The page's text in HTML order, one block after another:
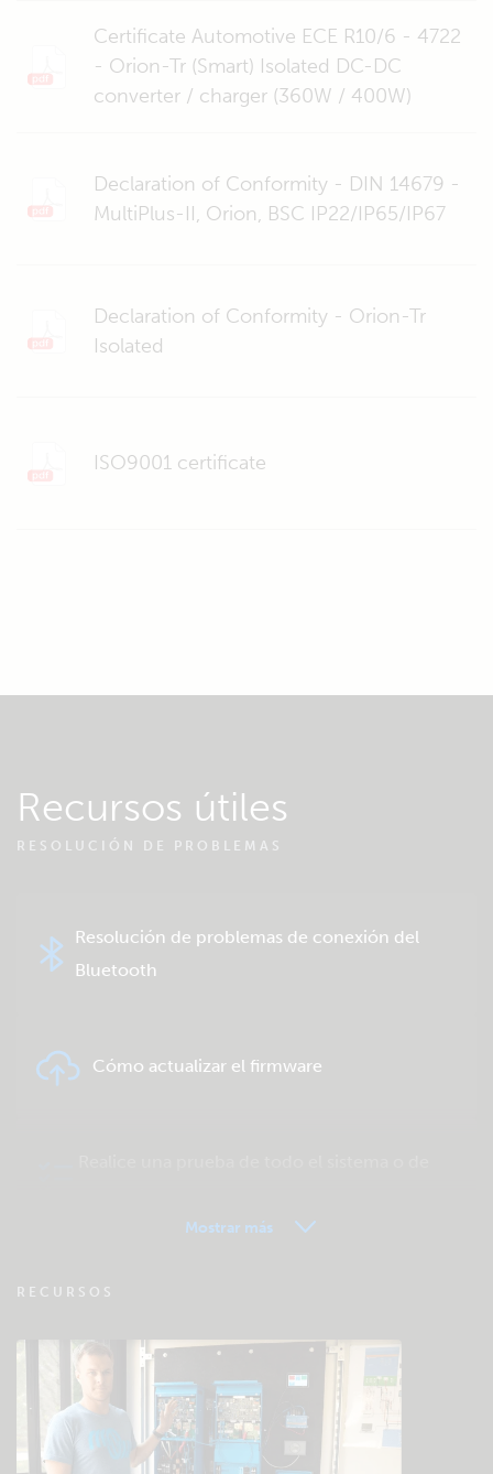
Certificate Automotive ECE R10/6 - 4722
- Orion-Tr (Smart) Isolated DC-DC
converter / charger (360W / 400W)
Declaration of Conformity - DIN 14679 -
MultiPlus-II, Orion, BSC IP22/IP65/IP67
Declaration of Conformity - Orion-Tr
Isolated
ISO9001 certificate
Recursos útiles
RESOLUCIÓN DE PROBLEMAS
Resolución de problemas de conexión del
Bluetooth
Cómo actualizar el firmware
VRM - Preguntas frecuentes sobre
Consulte la base de conocimientos de la
comunidad
Mostrar más
RECURSOS